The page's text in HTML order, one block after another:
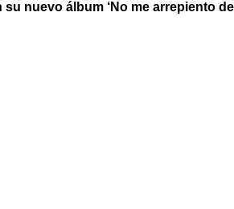
nuevo álbum ‘No me arrepiento